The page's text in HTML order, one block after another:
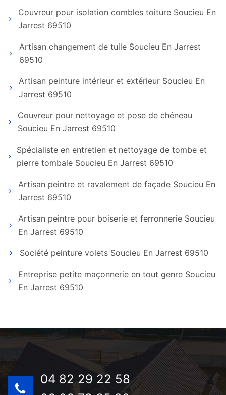
Couvreur pour isolation combles toiture Soucieu En
Jarrest 69510
Artisan changement de tuile Soucieu En Jarrest
69510
Artisan peinture intérieur et extérieur Soucieu En
Jarrest 69510
Couvreur pour nettoyage et pose de chéneau
Soucieu En Jarrest 69510
Spécialiste en entretien et nettoyage de tombe et
pierre tombale Soucieu En Jarrest 69510
Artisan peintre et ravalement de façade Soucieu En
Jarrest 69510
Artisan peintre pour boiserie et ferronnerie Soucieu
En Jarrest 69510
Société peinture volets Soucieu En Jarrest 69510
Entreprise petite maçonnerie en tout genre Soucieu
En Jarrest 69510
04 82 29 22 58